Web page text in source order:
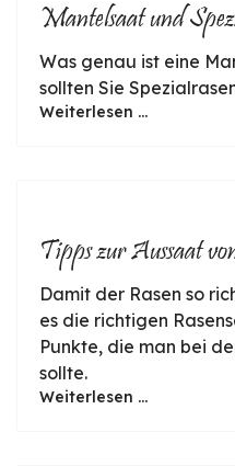
Mantelsaat und
Was genau ist eine
sollten Sie
Weiterlesen ...
Tipps zur Aussaat
Damit der Rasen so
es die richtigen
Punkte, die man bei
sollte.
Weiterlesen ...